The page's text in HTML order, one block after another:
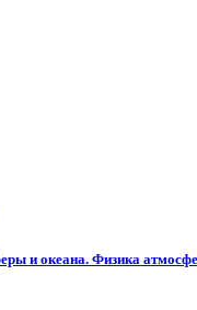
и океана. Физика